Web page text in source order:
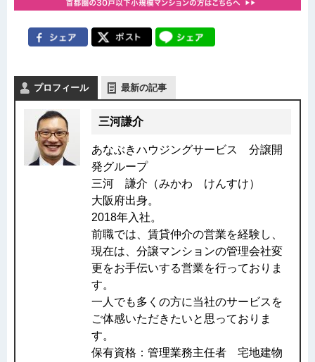
プロフィール 最新の記事
三河謙介
あなぶきハウジングサービス 分譲開
発グループ
三河 謙介（みかわ けんすけ）
大阪府出身。
2018年入社。
前職では、賃貸仲介の営業を経験し、
現在は、分譲マンションの管理会社変
更をお手伝いする営業を行っておりま
す。
一人でも多くの方に当社のサービスを
ご体感いただきたいと思っておりま
す。
保有資格：管理業務主任者 宅地建物